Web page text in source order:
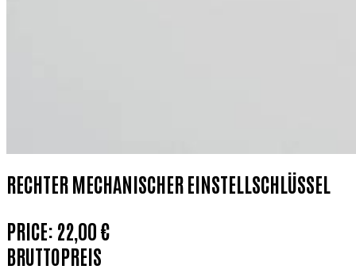
RECHTER MECHANISCHER EINSTELLSCHLÜSSEL
PRICE: 22,00 €
BRUTTOPREIS